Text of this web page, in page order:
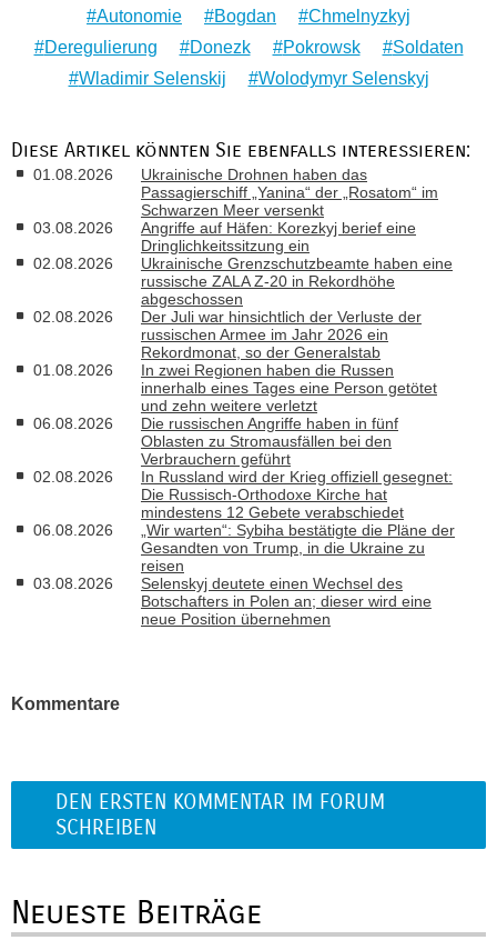
Autonomie Bogdan
Chmelnyzkyj
Deregulierung
Donezk Pokrowsk
Soldaten
Wladimir Selenskij
Wolodymyr Selenskyj
Diese Artikel könnten Sie ebenfalls interessieren:
01.08.2026
Ukrainische Drohnen haben das
Passagierschiff „Yanina“ der „Rosatom“ im
Schwarzen Meer versenkt
03.08.2026
Angriffe auf Häfen: Korezkyj berief eine
Dringlichkeitssitzung ein
02.08.2026
Ukrainische Grenzschutzbeamte haben eine
russische ZALA Z-20 in Rekordhöhe
abgeschossen
02.08.2026
Der Juli war hinsichtlich der Verluste der
russischen Armee im Jahr 2026 ein
Rekordmonat, so der Generalstab
01.08.2026
In zwei Regionen haben die Russen
innerhalb eines Tages eine Person getötet
und zehn weitere verletzt
06.08.2026
Die russischen Angriffe haben in fünf
Oblasten zu Stromausfällen bei den
Verbrauchern geführt
02.08.2026
In Russland wird der Krieg offiziell gesegnet:
Die Russisch-Orthodoxe Kirche hat
mindestens 12 Gebete verabschiedet
06.08.2026
„Wir warten“: Sybiha bestätigte die Pläne der
Gesandten von Trump, in die Ukraine zu
reisen
03.08.2026
Selenskyj deutete einen Wechsel des
Botschafters in Polen an; dieser wird eine
neue Position übernehmen
Kommentare
DEN ERSTEN KOMMENTAR IM FORUM
SCHREIBEN
Neueste Beiträge